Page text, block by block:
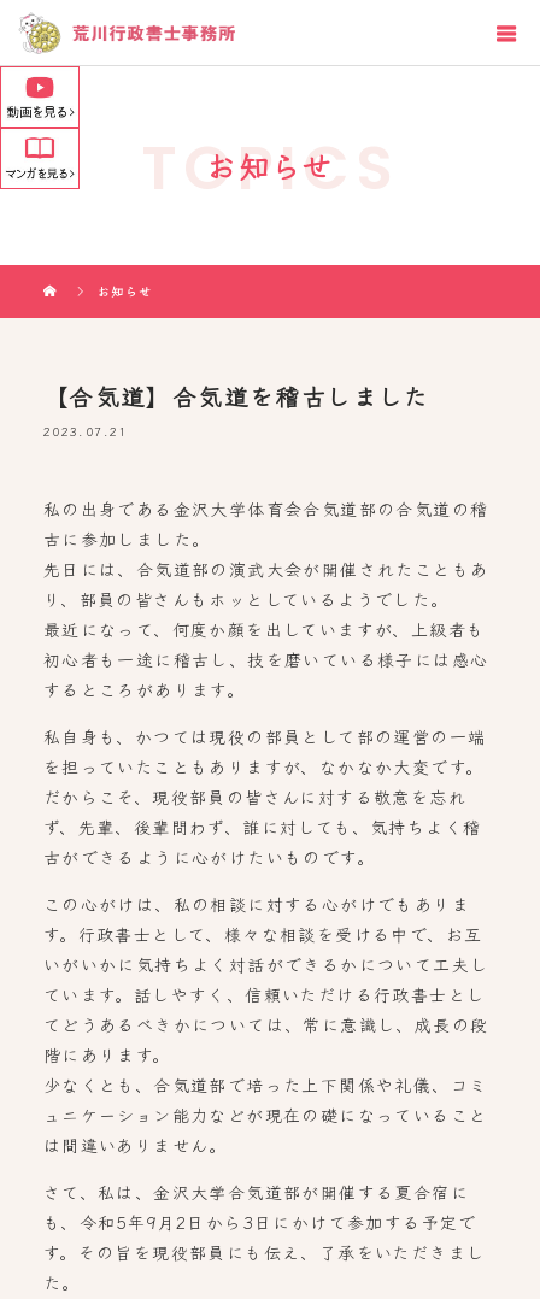
お知らせ
TOPICS
お知らせ
【合気道】合気道を稽古しました
2023.07.21
私の出身である金沢大学体育会合気道部の合気道の稽
古に参加しました。
先日には、合気道部の演武大会が開催されたこともあ
り、部員の皆さんもホッとしているようでした。
最近になって、何度か顔を出していますが、上級者も
初心者も一途に稽古し、技を磨いている様子には感心
するところがあります。
私自身も、かつては現役の部員として部の運営の一端
を担っていたこともありますが、なかなか大変です。
だからこそ、現役部員の皆さんに対する敬意を忘れ
ず、先輩、後輩問わず、誰に対しても、気持ちよく稽
古ができるように心がけたいものです。
この心がけは、私の相談に対する心がけでもありま
す。行政書士として、様々な相談を受ける中で、お互
いがいかに気持ちよく対話ができるかについて工夫し
ています。話しやすく、信頼いただける行政書士とし
てどうあるべきかについては、常に意識し、成長の段
階にあります。
少なくとも、合気道部で培った上下関係や礼儀、コミ
ュニケーション能力などが現在の礎になっていること
は間違いありません。
さて、私は、金沢大学合気道部が開催する夏合宿に
も、令和5年9月2日から3日にかけて参加する予定で
す。その旨を現役部員にも伝え、了承をいただきまし
た。